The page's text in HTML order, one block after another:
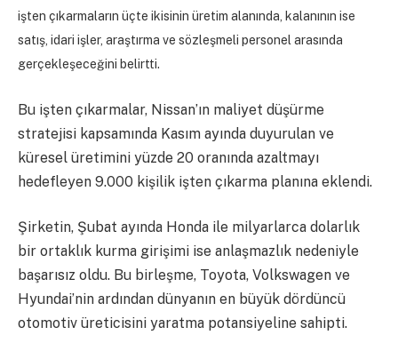
işten çıkarmaların üçte ikisinin üretim alanında, kalanının ise
satış, idari işler, araştırma ve sözleşmeli personel arasında
gerçekleşeceğini belirtti.
Bu işten çıkarmalar, Nissan’ın maliyet düşürme
stratejisi kapsamında Kasım ayında duyurulan ve
küresel üretimini yüzde 20 oranında azaltmayı
hedefleyen 9.000 kişilik işten çıkarma planına eklendi.
Şirketin, Şubat ayında Honda ile milyarlarca dolarlık
bir ortaklık kurma girişimi ise anlaşmazlık nedeniyle
başarısız oldu. Bu birleşme, Toyota, Volkswagen ve
Hyundai’nin ardından dünyanın en büyük dördüncü
otomotiv üreticisini yaratma potansiyeline sahipti.